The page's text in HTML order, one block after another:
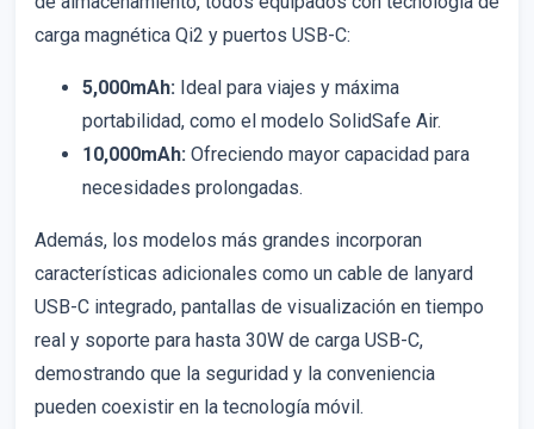
carga magnética Qi2 y puertos USB-C:
5,000mAh: Ideal para viajes y máxima
portabilidad, como el modelo SolidSafe Air.
10,000mAh: Ofreciendo mayor capacidad para
necesidades prolongadas.
Además, los modelos más grandes incorporan
características adicionales como un cable de lanyard
USB-C integrado, pantallas de visualización en tiempo
real y soporte para hasta 30W de carga USB-C,
demostrando que la seguridad y la conveniencia
pueden coexistir en la tecnología móvil.